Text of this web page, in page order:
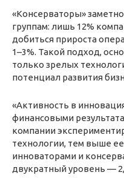
«Консерваторы»
группам: лишь 12%
добиться прироста
1–3%. Такой подход,
только зрелых
потенциал развития
«Активность в
финансовыми
компании
технологии, тем выше
инноваторами и
двукратный уровень —